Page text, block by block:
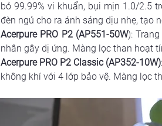
bỏ 99.99% vi khuẩn, bụi mịn 1.0/2.5
đèn ngủ cho ra ánh sáng dịu nhẹ, tạo
Acerpure PRO P2 (AP551-50W):
nhân gây dị ứng. Màng lọc than hoạt
Acerpure PRO P2 Classic (AP352-10W)
không khí với 4 lớp bảo vệ. Màng lọc